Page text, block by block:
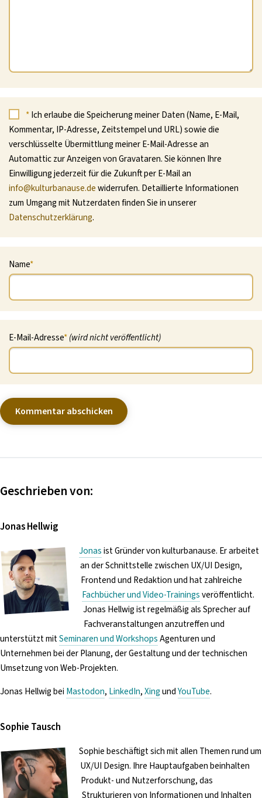
*Ich erlaube die Speicherung meiner Daten (Name, E-Mail,
Kommentar, IP-Adresse, Zeitstempel und URL) sowie die
verschlüsselte Übermittlung meiner E-Mail-Adresse an
Automattic zur Anzeigen von Gravataren. Sie können Ihre
Einwilligung jederzeit für die Zukunft per E-Mail an
info@kulturbanause.dewiderrufen. Detaillierte Informationen
zum Umgang mit Nutzerdaten finden Sie in unserer
Datenschutzerklärung.
Name*
E-Mail-Adresse*(wird nicht veröffentlicht)
Geschrieben von:
Jonas Hellwig
Jonasist Gründer von kulturbanause. Er arbeitet
an der Schnittstelle zwischen UX/UI Design,
Frontend und Redaktion und hat zahlreiche
Fachbücher und Video-Trainingsveröffentlicht.
Jonas Hellwig ist regelmäßig als Sprecher auf
Fachveranstaltungen anzutreffen und
unterstützt mitSeminaren und WorkshopsAgenturen und
Unternehmen bei der Planung, der Gestaltung und der technischen
Umsetzung von Web-Projekten.
Jonas Hellwig bei Mastodon, LinkedIn,XingundYouTube.
Sophie Tausch
Sophie beschäftigt sich mit allen Themen rund um
UX/UI Design. Ihre Hauptaufgaben beinhalten
Produkt- und Nutzerforschung, das
Strukturieren von Informationen und Inhalten